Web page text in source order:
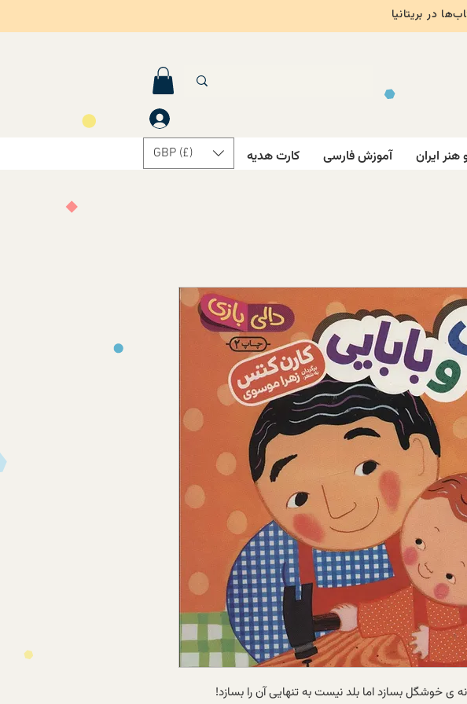
ایران آموزش فارسی کارت هدیه درباره ماGBP (£)
ی خوشگل بسازد اما بلد نیست به تنهایی آن را بسازد!